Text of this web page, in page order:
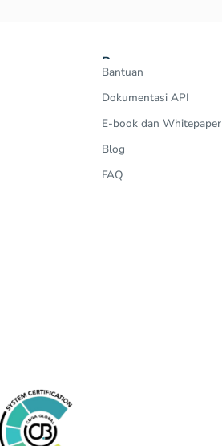
Resources
Bantuan
Dokumentasi API
E-book dan Whitepaper
Blog
FAQ